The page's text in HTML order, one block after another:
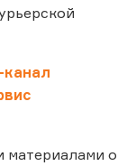
канал
материалами о